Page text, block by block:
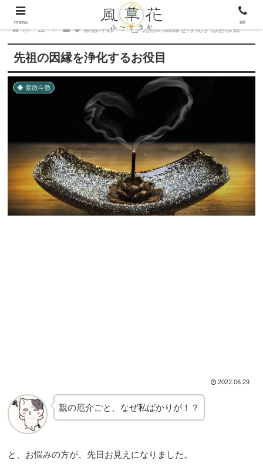
ホーム ◆ 紫微斗数 先祖の因縁を浄化するお役目
先祖の因縁を浄化するお役目
◆ 紫微斗数
2022.06.29
親の厄介ごと、なぜ私ばかりが！？
と、お悩みの方が、先日お見えになりました。
menu tel